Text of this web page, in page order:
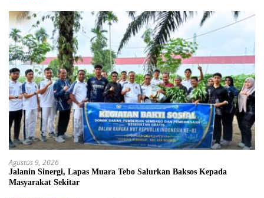
Agustus 9, 2026
Jalanin Sinergi, Lapas Muara Tebo Salurkan Baksos Kepada
Masyarakat Sekitar